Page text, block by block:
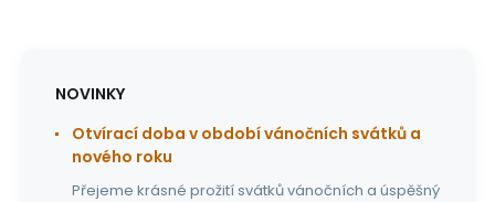
NOVINKY
Otvírací doba v období vánočních svátků a
nového roku
Přejeme krásné prožití svátků vánočních a úspěšný